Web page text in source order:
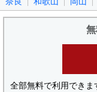
全部無料で利用でき